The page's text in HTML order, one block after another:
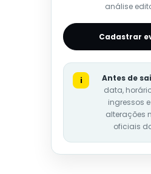
análise
Cadastrar
i Antes de
data,
ingressos
alterações
oficiais